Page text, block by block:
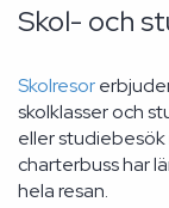
Skol- och
Skolresor
skolklasser och
eller
charterbuss har
hela resan.